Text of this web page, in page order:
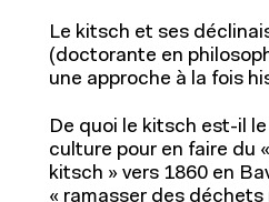
Le kitsch et ses
(doctorante en
une approche à la fois
De quoi le kitsch est-il
culture pour en faire du
kitsch » vers 1860 en
« ramasser des